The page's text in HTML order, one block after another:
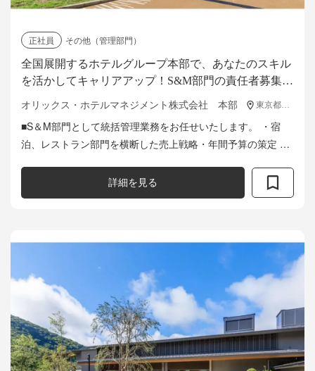
正社員
その他（管理部門）
全国展開するホテルグループ本部で、あなたのスキル
を活かしてキャリアアップ！S&M部門の責任者募集
オリックス・ホテルマネジメント株式会社 本部
■S＆M部門として統括管理業務をお任せいたします。 ・宿
泊、レストラン部門を横断した売上戦略・年間予算の策定 ・
ADRを中心としたRevPAR向...
詳細を見る